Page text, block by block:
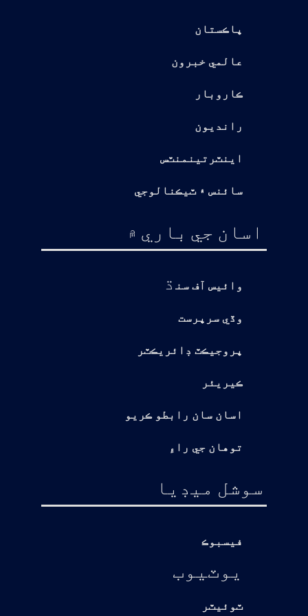
پاڪستان
عالمي خبرون
ڪاروبار
رانديون
اينٽرتينمنٽس
سائنس ۽ ٽيڪنالوجي
اسان جي باري ۾
وائيس آف سن ڌ
وڏي سرپرست
پروجيڪٽ ڊائريڪٽر
ڪيريئر
اسان سان رابطو ڪريو
توهان جي راءِ
سوشل ميڊيا
فيسبوڪ
يوٽيوب
ٽوئيٽر